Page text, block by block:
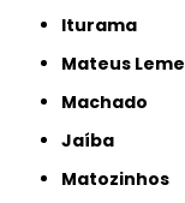
Iturama
Mateus Leme
Machado
Jaíba
Matozinhos